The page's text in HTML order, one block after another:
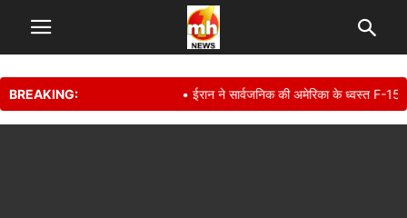
BREAKING: • ईरान ने सार्वजनिक की अमेरिका के ध्वस्त F-15E